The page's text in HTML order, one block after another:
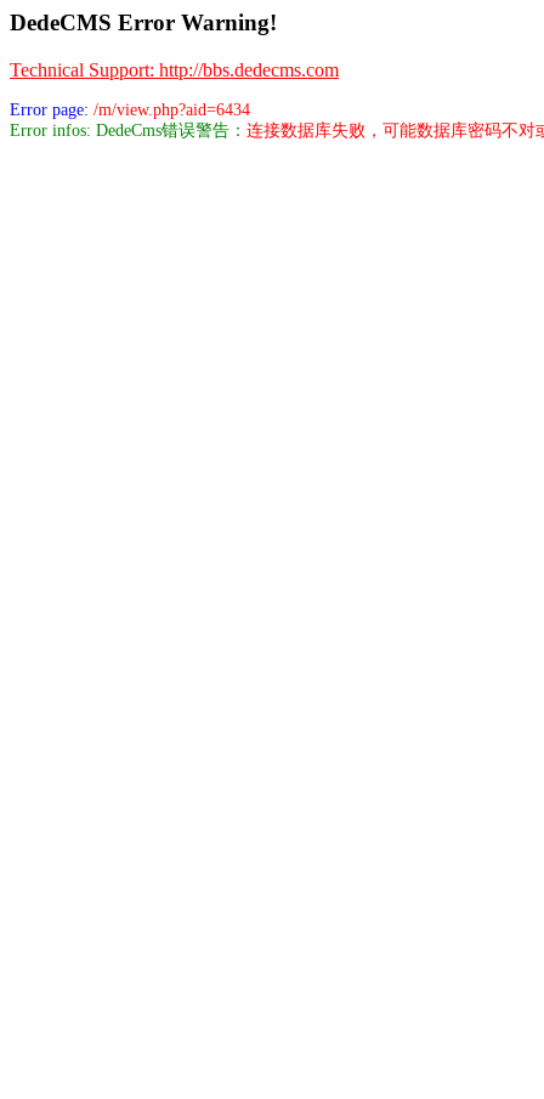
DedeCMS Error Warning!
Technical Support: http://bbs.dedecms.com
Error page: /m/view.php?aid=6434
Error infos: DedeCms错误警告： 连接数据库失败，可能数据库密码不对